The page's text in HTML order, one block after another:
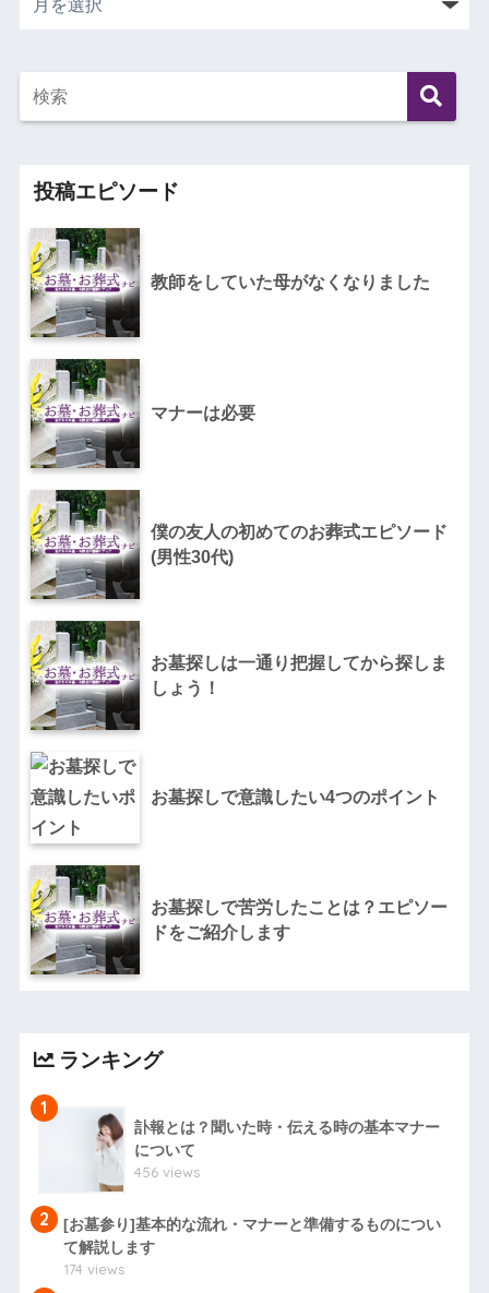
投稿エピソード
教師をしていた母がなくなりました
マナーは必要
僕の友人の初めてのお葬式エピソード
(男性30代)
お墓探しは一通り把握してから探しま
しょう！
お墓探しで意識したい4つのポイント
お墓探しで苦労したことは？エピソー
ドをご紹介します
ランキング
1
訃報とは？聞いた時・伝える時の基本マナー
について
456 views
2
[お墓参り]基本的な流れ・マナーと準備するものについ
て解説します
174 views